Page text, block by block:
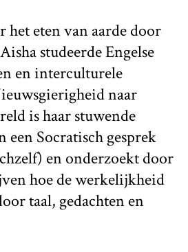
het eten van aarde door
studeerde Engelse
en interculturele
naar
is haar stuwende
Socratisch gesprek
en onderzoekt door
hoe de werkelijkheid
taal, gedachten en